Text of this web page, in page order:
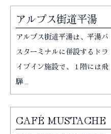
アルプス街道平湯
アルプス街道平湯は、平湯バ
スターミナルに併設するドラ
イブイン施設で、１階には飛
騨…
CAFÉ MUSTACHE